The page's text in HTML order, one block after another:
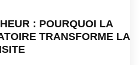
: POURQUOI LA
TRANSFORME LA